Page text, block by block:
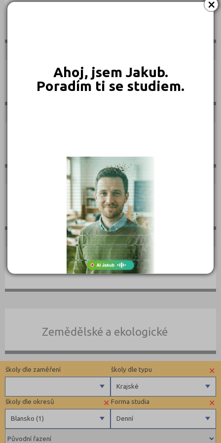
×
Ahoj, jsem Jakub.
Poradím ti se studiem.
Technické
Textilní a obuvnické
Umělecké
Zemědělské a ekologické
×
Denní
Forma studia
×
Blansko (1)
školy dle okresů
Blansko (1)
×
Krajské
školy dle typu
Krajské
školy dle zaměření
Zdravotnické
Ekonomické
Pedagogické